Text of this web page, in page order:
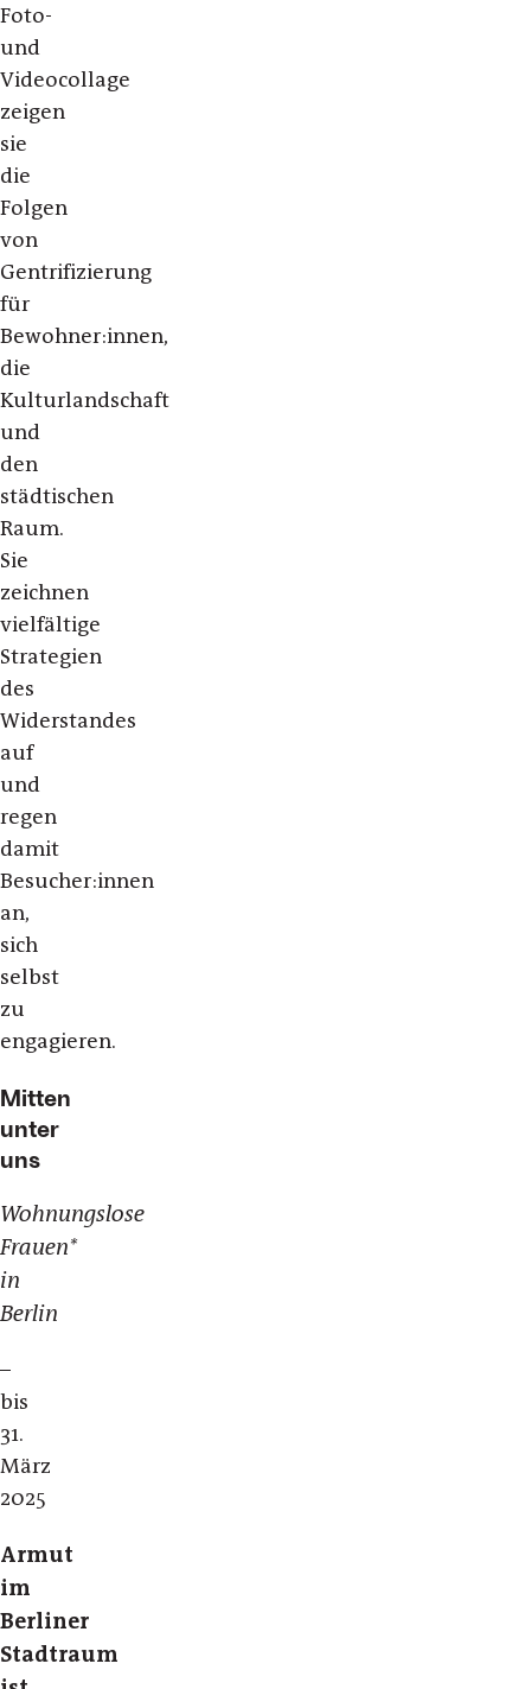
Foto-
und
Videocollage
zeigen
sie
die
Folgen
von
Gentrifizierung
für
Bewohner:innen,
die
Kulturlandschaft
und
den
städtischen
Raum.
Sie
zeichnen
vielfältige
Strategien
des
Widerstandes
auf
und
regen
damit
Besucher:innen
an,
sich
selbst
zu
engagieren.
Mitten
unter
uns
Wohnungslose
Frauen*
in
Berlin
–
bis
31.
März
2025
Armut
im
Berliner
Stadtraum